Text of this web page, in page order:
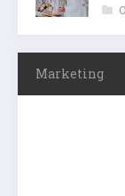
Marketing